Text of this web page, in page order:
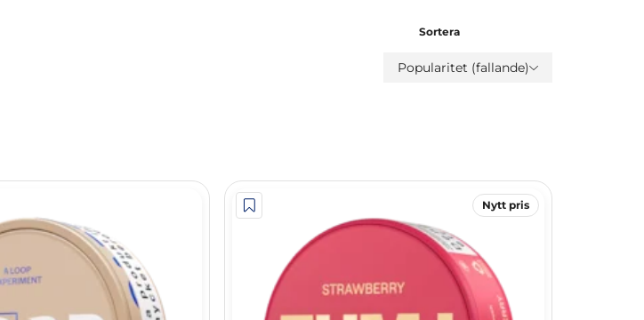
Sortera
Popularitet (fallande)
Nytt pris